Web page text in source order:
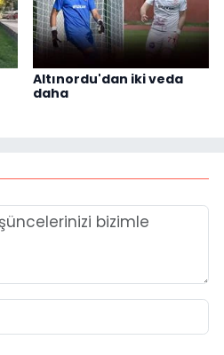
Altınordu'dan iki veda
daha